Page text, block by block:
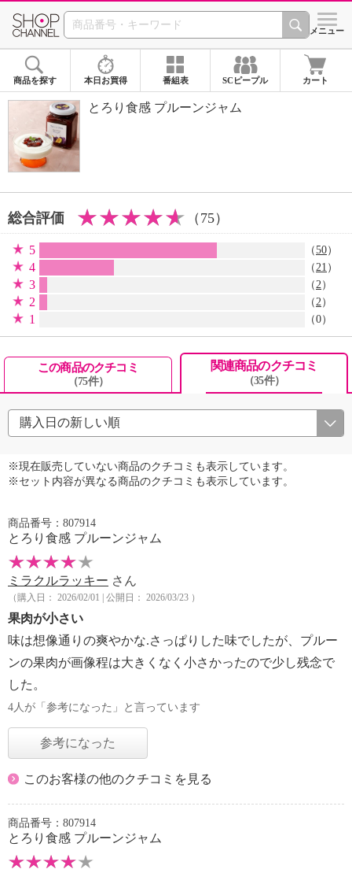
SHOP CHANNEL シメニュー
商品を探す 本日お買得 番組表 SCピープル カート
とろり食感 プルーンジャム
総合評価 （ 75）
5 （50）
4 （21 ）
3 （2）
2 （2）
1 （0）
この商品のクチコミ
（75件）
関連商品のクチコミ
（35件）
※現在販売していない商品のクチコミも表示しています。
※セット内容が異なる商品のクチコミも表示しています。
商品番号：807914
とろり食感 プルーンジャム
ミラクルラッキー さん
（購入日： 2026/02/01 | 公開日： 2026/03/23 ）
果肉が小さい
味は想像通りの爽やかな.さっぱりした味でしたが、プルー
ンの果肉が画像程は大きくなく小さかったので少し残念で
した。
4人が「参考になった」と言っています
参考になった
このお客様の他のクチコミを見る
商品番号：807914
とろり食感 プルーンジャム